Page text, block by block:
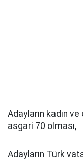
Adayların kadın
asgari 70 olması,
Adayların Türk